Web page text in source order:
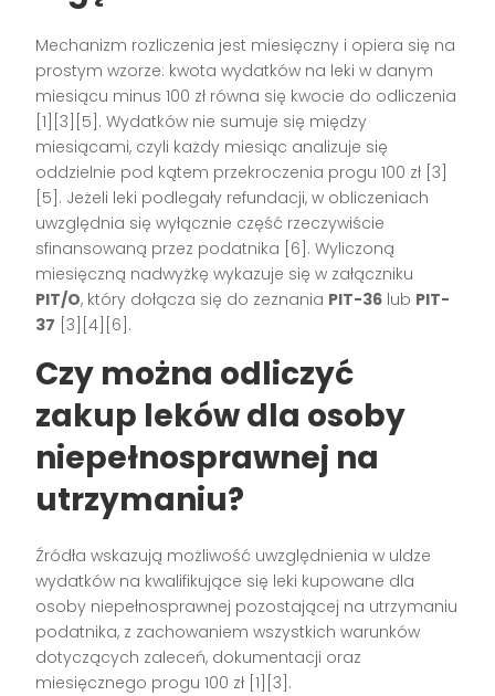
Mechanizm rozliczenia jest miesięczny i opiera się na
prostym wzorze: kwota wydatków na leki w danym
miesiącu minus 100 zł równa się kwocie do odliczenia
[1][3][5]. Wydatków nie sumuje się między
miesiącami, czyli każdy miesiąc analizuje się
oddzielnie pod kątem przekroczenia progu 100 zł [3]
[5]. Jeżeli leki podlegały refundacji, w obliczeniach
uwzględnia się wyłącznie część rzeczywiście
sfinansowaną przez podatnika [6]. Wyliczoną
miesięczną nadwyżkę wykazuje się w załączniku
PIT/O, który dołącza się do zeznania PIT-36 lub PIT-
37 [3][4][6].
Czy można odliczyć
zakup leków dla osoby
niepełnosprawnej na
utrzymaniu?
Źródła wskazują możliwość uwzględnienia w uldze
wydatków na kwalifikujące się leki kupowane dla
osoby niepełnosprawnej pozostającej na utrzymaniu
podatnika, z zachowaniem wszystkich warunków
dotyczących zaleceń, dokumentacji oraz
miesięcznego progu 100 zł [1][3].